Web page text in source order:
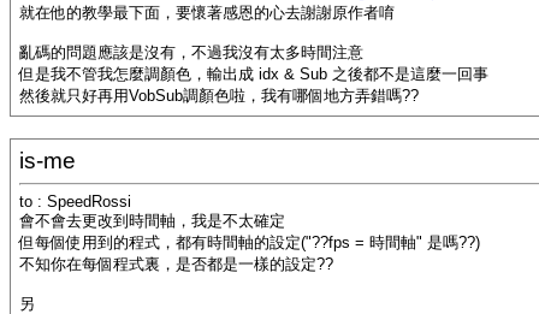
就在他的教學最下面，要懷著感恩的心去謝謝原作者唷
亂碼的問題應該是沒有，不過我沒有太多時間注意
但是我不管我怎麼調顏色，輸出成 idx & Sub 之後都不是這麼一回事
然後就只好再用VobSub調顏色啦，我有哪個地方弄錯嗎??
is-me
to : SpeedRossi
會不會去更改到時間軸，我是不太確定
但每個使用到的程式，都有時間軸的設定("??fps = 時間軸" 是嗎??)
不知你在每個程式裏，是否都是一樣的設定??
另